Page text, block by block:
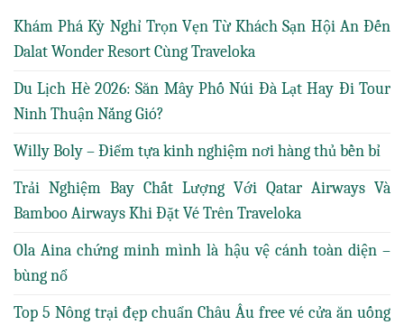
Khám Phá Kỳ Nghỉ Trọn Vẹn Từ Khách Sạn Hội An Đến
Dalat Wonder Resort Cùng Traveloka
Du Lịch Hè 2026: Săn Mây Phố Núi Đà Lạt Hay Đi Tour
Ninh Thuận Nắng Gió?
Willy Boly – Điểm tựa kinh nghiệm nơi hàng thủ bền bỉ
Trải Nghiệm Bay Chất Lượng Với Qatar Airways Và
Bamboo Airways Khi Đặt Vé Trên Traveloka
Ola Aina chứng minh mình là hậu vệ cánh toàn diện –
bùng nổ
Top 5 Nông trại đẹp chuẩn Châu Âu free vé cửa ăn uống